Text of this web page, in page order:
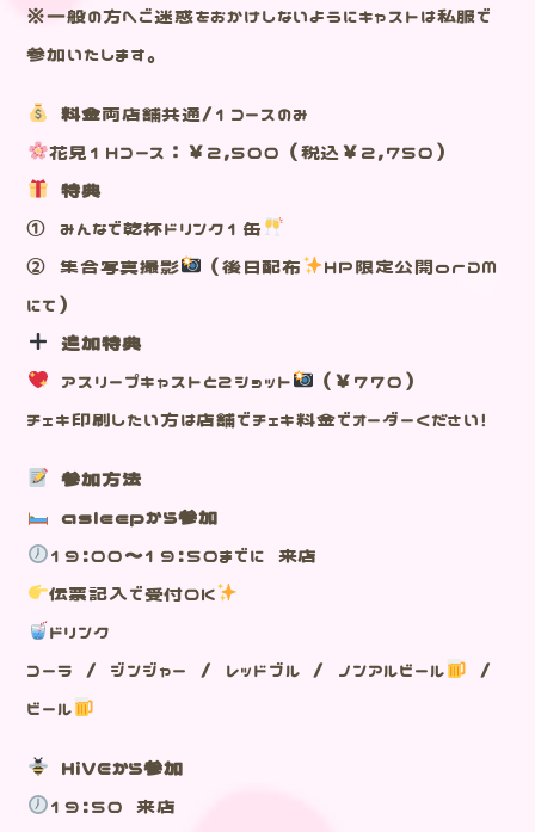
※一般の方へご迷惑をおかけしないようにキャストは私服で
参加いたします。
料金両店舗共通/１コースのみ
花見1Hコース：￥2,500（税込￥2,750）
特典
① みんなで乾杯ドリンク1缶
② 集合写真撮影
（後日配布
HP限定公開orDM
にて）
追加特典
アスリープキャストと2ショット
（￥770）
チェキ印刷したい方は店舗でチェキ料金でオーダーください！
参加方法
asleepから参加
19:00～19:50までに 来店
伝票記入で受付OK
ドリンク
コーラ / ジンジャー / レッドブル / ノンアルビール
/
ビール
HiVEから参加
19:50 来店